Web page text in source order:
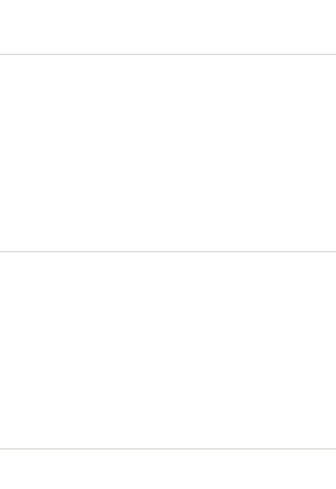
L'amor scortese.Fanatismo, pulizia etnica,